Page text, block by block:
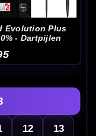
Evolution Plus
- Dartpijlen
12 13